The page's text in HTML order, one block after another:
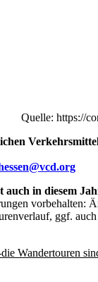
Quelle: https://
auch in diesem
vorbehalten:
ggf.
Wandertouren